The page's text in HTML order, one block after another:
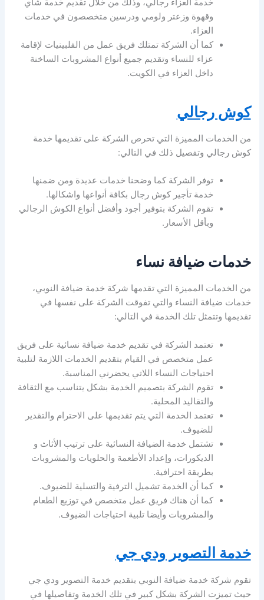
خدمة العزاء رجالي، وذلك من خلال تقديم خدمة شاي
وقهوة وزعتر ولومي ودرسين متخصصون في خدمات
العزاء.
كما أن الشركة تمتلك فريق عمل من الفلبينيات لإقامة
عزاء للنساء وتقديم جميع أنواع المشروبات الساخنة
داخل العزاء في الكويت.
كوش رجالي
من الخدمات المميزة التي تحرص الشركة على تقديمها خدمة
كوش رجالي وتفصيل ذلك في التالي:
توفر الشركة كما وضحنا خدمات عديدة ومن ضمنها
خدمة تأجير كوش رجال بكافة أنواعها واشكالها.
تقوم الشركة بتوفير أجود وأفضل أنواع الكوش الرجالي
وبأقل الأسعار.
خدمات ضيافة نساء
من الخدمات المميزة التي تقدمها شركة خدمة ضيافة النوبي،
خدمات ضيافة النساء والتي تفوقت الشركة على نفسها في
تقديمها وتتمثل تلك الخدمة في التالي:
تعتمد الشركة في تقديم خدمة ضيافة نسائية على فريق
عمل متخصص في القيام بتقديم الخدمات اللازمة لتلبية
احتياجات النساء اللاتي يحضرني المناسبة.
تقوم الشركة بتصميم الخدمة بشكل يتناسب مع الثقافة
والتقاليد المحلية.
تعتمد الخدمة التي يتم تقديمها على الاحترام والتقدير
للضيوف.
تشتمل خدمة الضيافة النسائية على ترتيب الأثاث و
الديكورات، وإعداد الأطعمة والحلويات والمشروبات
بطريقة احترافية.
كما أن الخدمة تشميل الترفية والتسلية للضيوف.
كما أن هناك فريق عمل متخصص في توزيع الطعام
والمشروبات وأيضا تلبية احتياجات الضيوف.
خدمة التصوير ودي جي
تقوم شركة خدمة ضيافة النوبي بتقديم خدمة التصوير ودي جي
حيث تميزت الشركة بشكل كبير في تلك الخدمة وتفاصيلها في